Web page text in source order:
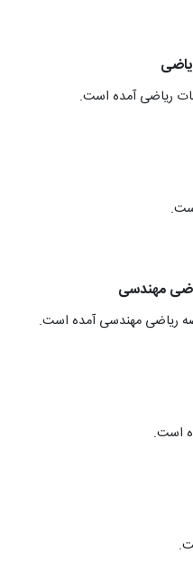
ریاضی آمده است.
مهندسی
ریاضی مهندسی آمده است.
است.